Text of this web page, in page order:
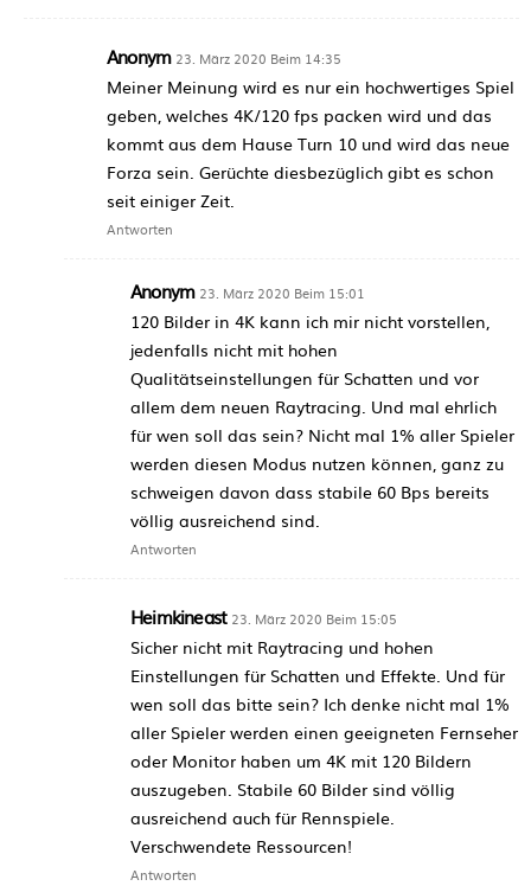
Anonym 23. März 2020 Beim 14:35
Meiner Meinung wird es nur ein hochwertiges Spiel
geben, welches 4K/120 fps packen wird und das
kommt aus dem Hause Turn 10 und wird das neue
Forza sein. Gerüchte diesbezüglich gibt es schon
seit einiger Zeit.
Antworten
Anonym 23. März 2020 Beim 15:01
120 Bilder in 4K kann ich mir nicht vorstellen,
jedenfalls nicht mit hohen
Qualitätseinstellungen für Schatten und vor
allem dem neuen Raytracing. Und mal ehrlich
für wen soll das sein? Nicht mal 1% aller Spieler
werden diesen Modus nutzen können, ganz zu
schweigen davon dass stabile 60 Bps bereits
völlig ausreichend sind.
Antworten
Heimkineast 23. März 2020 Beim 15:05
Sicher nicht mit Raytracing und hohen
Einstellungen für Schatten und Effekte. Und für
wen soll das bitte sein? Ich denke nicht mal 1%
aller Spieler werden einen geeigneten Fernseher
oder Monitor haben um 4K mit 120 Bildern
auszugeben. Stabile 60 Bilder sind völlig
ausreichend auch für Rennspiele.
Verschwendete Ressourcen!
Antworten